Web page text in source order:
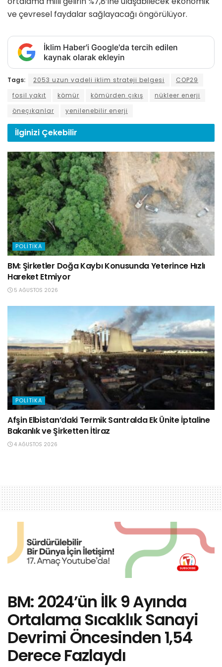
ve çevresel faydalar sağlayacağı öngörülüyor.
İklim Haber'i Google'da tercih edilen
kaynak olarak ekleyin
Tags: 2053 uzun vadeli iklim strateji belgesi
COP29
fosil yakıt
kömür kömürden çıkış
nükleer enerji
öneçıkanlar
yenilenebilir enerji
İlginizi Çekebilir
POLITIKA
BM: Şirketler Doğa Kaybı Konusunda Yeterince Hızlı
Hareket Etmiyor
5 AĞUSTOS 2026
POLITIKA
Afşin Elbistan’daki Termik Santralda Ek Ünite İptaline
Bakanlık ve Şirketten İtiraz
4 AĞUSTOS 2026
BM: 2024’ün İlk 9 Ayında
Ortalama Sıcaklık Sanayi
Devrimi Öncesinden 1,54
Derece Fazlaydı